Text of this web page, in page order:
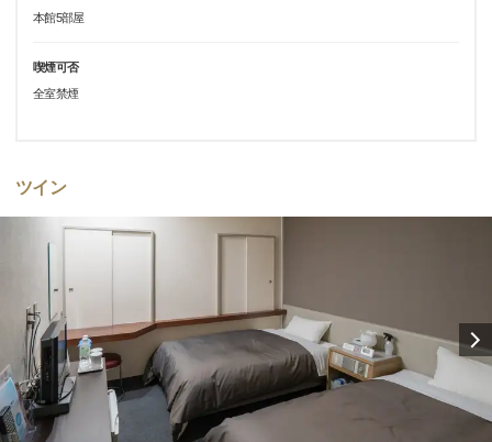
本館5部屋
喫煙可否
全室禁煙
ツイン